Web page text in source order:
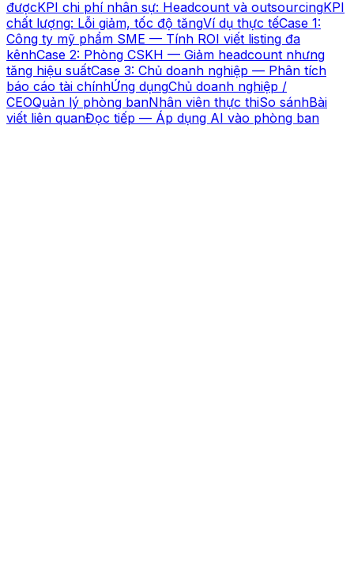
đượcKPI chi phí nhân sự: Headcount và outsourcingKPI
chất lượng: Lỗi giảm, tốc độ tăngVí dụ thực tếCase 1:
Công ty mỹ phẩm SME — Tính ROI viết listing đa
kênhCase 2: Phòng CSKH — Giảm headcount nhưng
tăng hiệu suấtCase 3: Chủ doanh nghiệp — Phân tích
báo cáo tài chínhỨng dụngChủ doanh nghiệp /
CEOQuản lý phòng banNhân viên thực thiSo sánhBài
viết liên quanĐọc tiếp — Áp dụng AI vào phòng ban